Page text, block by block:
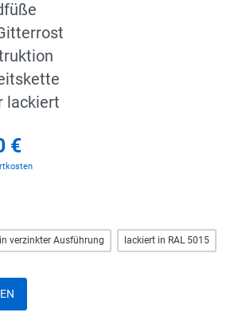
lackiert
€
in verzinkter Ausführung lackiert in RAL 5015